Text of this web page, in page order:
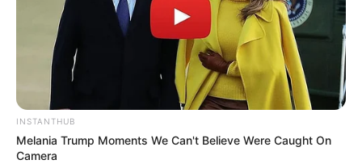
INSTANTHUB
Melania Trump Moments We Can't Believe Were Caught On
Camera